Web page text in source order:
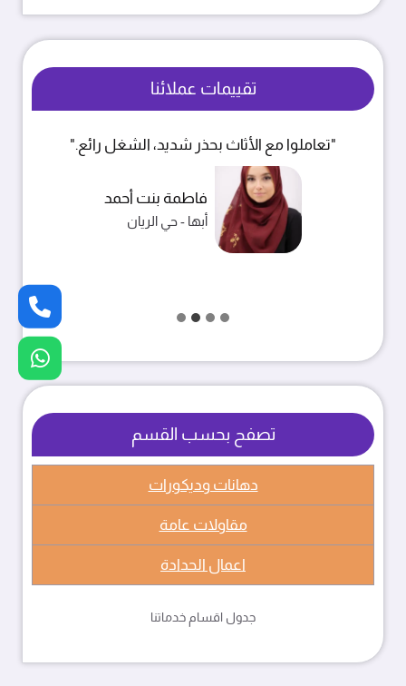
تقييمات عملائنا
"تعاملوا مع الأثاث بحذر شديد، الشغل رائع."
فاطمة بنت أحمد
أبها - حي الريان
تصفح بحسب القسم
دهانات وديكورات
مقاولات عامة
اعمال الحدادة
جدول اقسام خدماتنا